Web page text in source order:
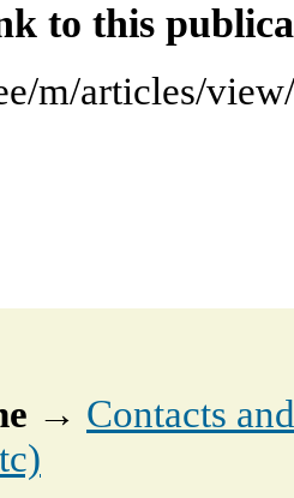
to this
m/articles/
→ Contacts